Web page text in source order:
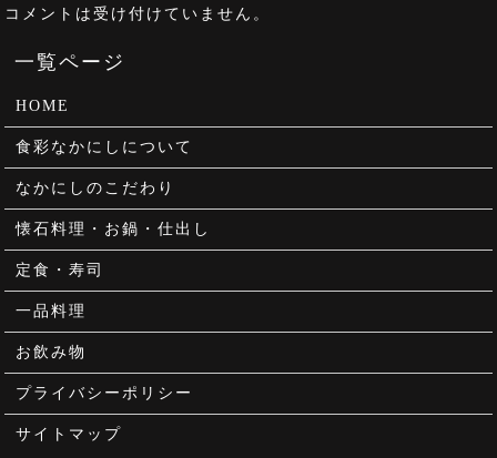
コメントは受け付けていません。
HOME
食彩なかにしについて
なかにしのこだわり
懐石料理・お鍋・仕出し
定食・寿司
一品料理
お飲み物
プライバシーポリシー
サイトマップ